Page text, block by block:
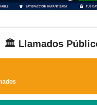
🏛️ Llamados